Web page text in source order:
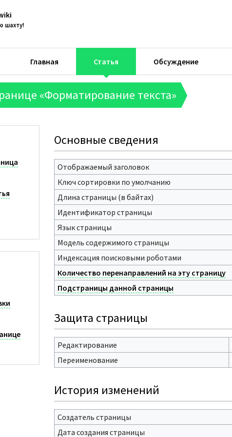
шахту!
Главная Статья Обсуждение
«Форматирование текста»
Основные сведения
Отображаемый заголовок
Ключ сортировки по умолчанию
Длина страницы (в байтах)
Идентификатор страницы
Язык страницы
Модель содержимого страницы
Индексация поисковыми роботами
Количество перенаправлений на эту страницу
Подстраницы данной страницы
Защита страницы
Редактирование
Переименование
История изменений
Создатель страницы
Дата создания страницы